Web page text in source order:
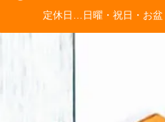
定休日…日曜・祝日・お